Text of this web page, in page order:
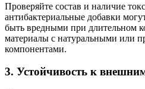
Проверяйте состав и наличие
антибактериальные добавки
быть вредными при длительном
материалы с натуральными или
компонентами.
3. Устойчивость к